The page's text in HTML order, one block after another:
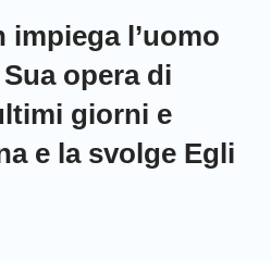
impiega l’uomo
opera di
giorni e
e la svolge Egli